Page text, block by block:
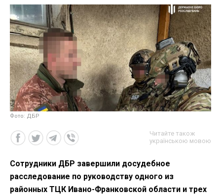
Фото: ДБР
Читайте також
українською мовою
Сотрудники ДБР завершили досудебное
расследование по руководству одного из
районных ТЦК Ивано-Франковской области и трех